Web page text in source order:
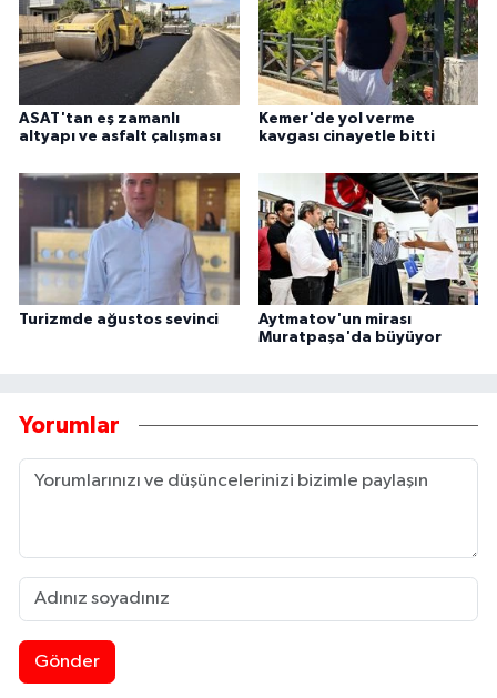
ASAT'tan eş zamanlı
altyapı ve asfalt çalışması
Kemer'de yol verme
kavgası cinayetle bitti
Turizmde ağustos sevinci
Aytmatov'un mirası
Muratpaşa'da büyüyor
Yorumlar
Gönder